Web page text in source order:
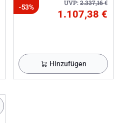
UVP:2.337,16€
-53%
1.107,38 €
Hinzufügen